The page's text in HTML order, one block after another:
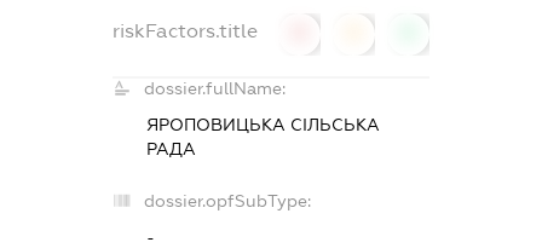
riskFactors.title
dossier.fullName:
ЯРОПОВИЦЬКА СІЛЬСЬКА
РАДА
dossier.opfSubType:
-